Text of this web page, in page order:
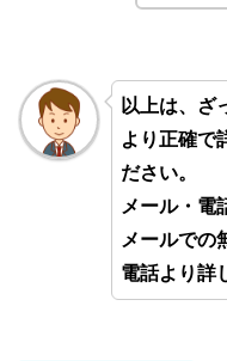
以上は、ざ
より正確で
ださい。
メール・電
メールでの
電話より詳